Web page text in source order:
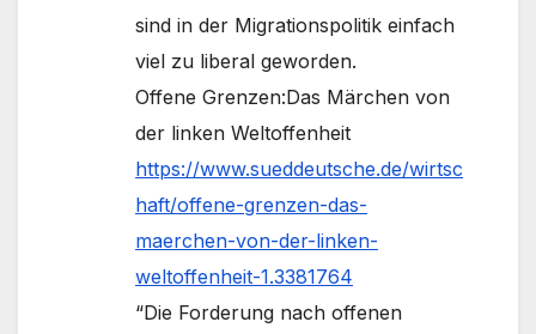
sind in der Migrationspolitik einfach
viel zu liberal geworden.
Offene Grenzen:Das Märchen von
der linken Weltoffenheit
https://www.sueddeutsche.de/wirtsc
haft/offene-grenzen-das-
maerchen-von-der-linken-
weltoffenheit-1.3381764
“Die Forderung nach offenen